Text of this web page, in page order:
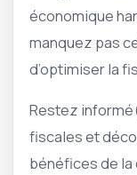
économique
manquez pas
d’optimiser la
Restez
fiscales et
bénéfices de